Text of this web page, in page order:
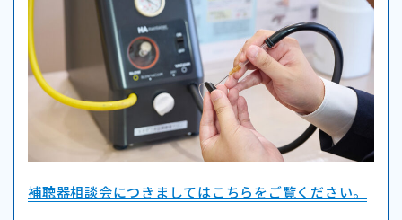
補聴器相談会につきましてはこちらをご覧ください。